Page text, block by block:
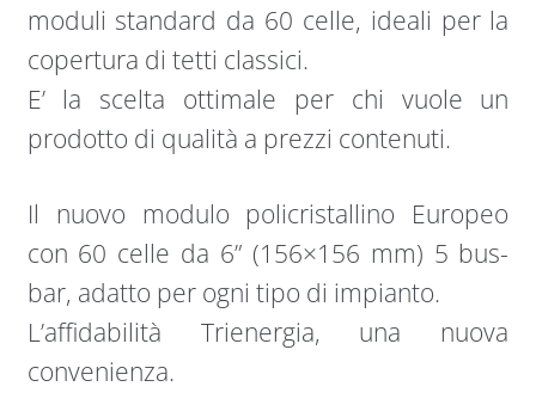
moduli standard da 60 celle, ideali per la
copertura di tetti classici.
E’ la scelta ottimale per chi vuole un
prodotto di qualità a prezzi contenuti.
Il nuovo modulo policristallino Europeo
con 60 celle da 6” (156×156 mm) 5 bus-
bar, adatto per ogni tipo di impianto.
L’affidabilità Trienergia, una nuova
convenienza.